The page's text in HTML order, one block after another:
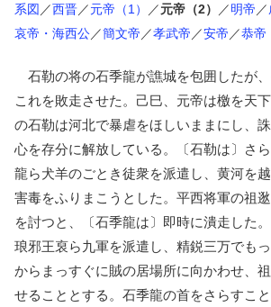
系図 ／西晋／元帝（1） ／元帝（2） ／明帝／
哀帝・海西公／簡文帝／孝武帝／安帝／恭帝
石勒の将の石季龍が譙城を包囲したが
これを敗走させた。己巳、元帝は檄を天
の石勒は河北で暴虐をほしいままにし、誅
心を存分に解放している。〔石勒は〕さ
龍ら犬羊のごとき徒衆を派遣し、黄河を越
害毒をふりまこうとした。平西将軍の祖
を討つと、〔石季龍は〕即時に潰走した
琅邪王裒ら九軍を派遣し、精鋭三万でも
からまっすぐに賊の居場所に向かわせ、
せることとする。石季龍の首をさらすこと